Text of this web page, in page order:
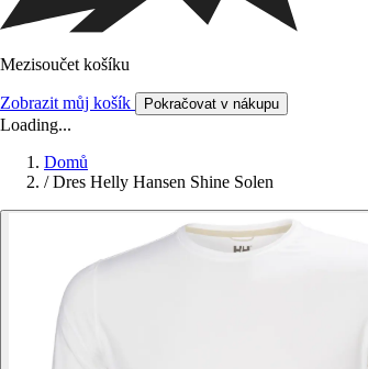
Mezisoučet košíku
Zobrazit můj košík Pokračovat v nákupu
Loading...
Domů
/ Dres Helly Hansen Shine Solen